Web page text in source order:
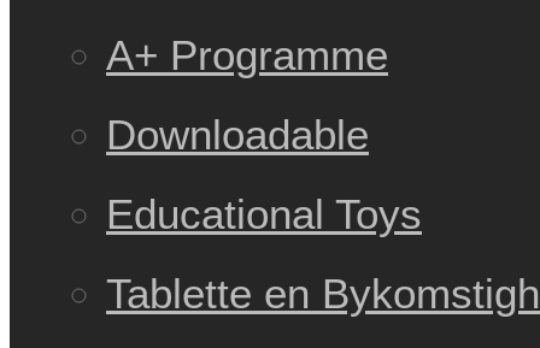
A+ Programme
Downloadable
Educational Toys
Tablette en